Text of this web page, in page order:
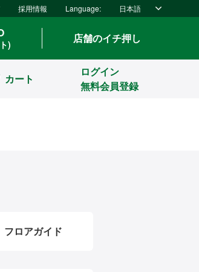
採用情報 Language: 日本語
) 店舗のイチ押し
カート
ログイン
無料会員登録
フロアガイド